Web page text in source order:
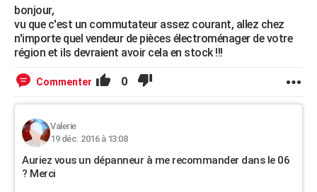
bonjour,
vu que c'est un commutateur assez courant, allez chez
n'importe quel vendeur de pièces électroménager de votre
région et ils devraient avoir cela en stock !!!
Commenter 0
Valerie
19 déc. 2016 à 13:08
Auriez vous un dépanneur à me recommander dans le 06
? Merci